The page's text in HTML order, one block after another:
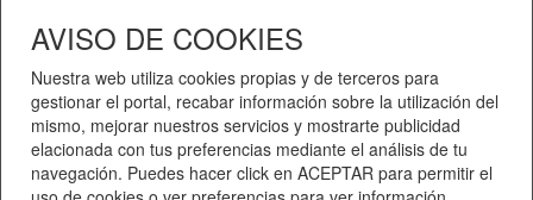
AVISO DE COOKIES
Nuestra web utiliza cookies propias y de terceros para
gestionar el portal, recabar información sobre la utilización del
mismo, mejorar nuestros servicios y mostrarte publicidad
elacionada con tus preferencias mediante el análisis de tu
navegación. Puedes hacer click en ACEPTAR para permitir el
« 1
Telematel eCommerce v14.3.37 © 2026
Telematel S.L.